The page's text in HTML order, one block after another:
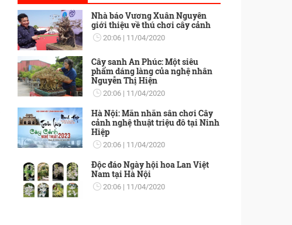
Nhà báo Vương Xuân Nguyên
giới thiệu về thú chơi cây cảnh
20:06 11/04/2020
Cây sanh An Phúc: Một siêu
phẩm dáng làng của nghệ nhân
Nguyễn Thị Hiện
20:06 11/04/2020
Hà Nội: Mãn nhãn sân chơi Cây
cảnh nghệ thuật triệu đô tại Ninh
Hiệp
20:06 11/04/2020
Độc đáo Ngày hội hoa Lan Việt
Nam tại Hà Nội
20:06 11/04/2020